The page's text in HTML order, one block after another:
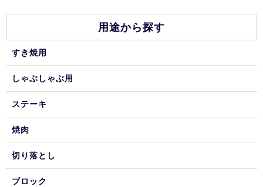
用途から探す
すき焼用
しゃぶしゃぶ用
ステーキ
焼肉
切り落とし
ブロック